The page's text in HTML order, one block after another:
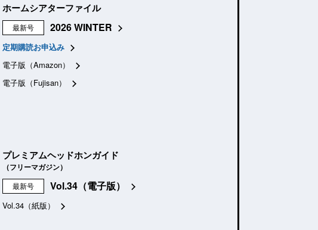
ホームシアターファイル
最新号 2026 WINTER
定期購読お申込み
電子版（Amazon）
電子版（Fujisan）
プレミアムヘッドホンガイド
（フリーマガジン）
最新号 Vol.34（電子版）
Vol.34（紙版）